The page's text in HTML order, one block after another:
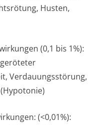
Husten,
(0,1 bis 1%):
Verdauungsstörung,
(<0,01%):